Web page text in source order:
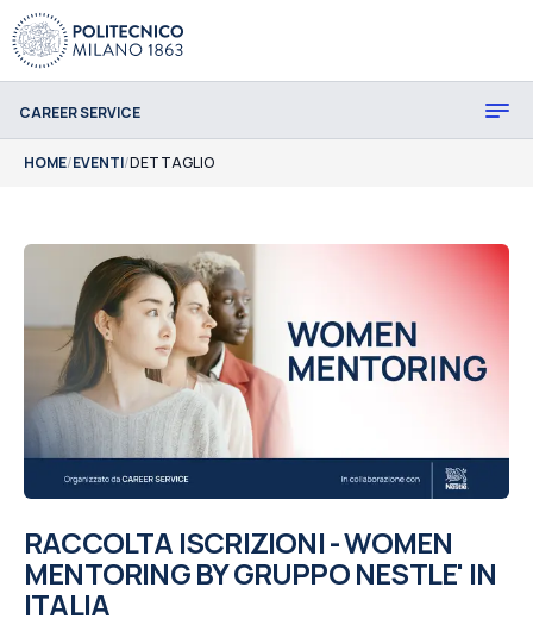
CAREER SERVICE
HOME/EVENTI/DETTAGLIO
RACCOLTA ISCRIZIONI - WOMEN
MENTORING BY GRUPPO NESTLE' IN
ITALIA